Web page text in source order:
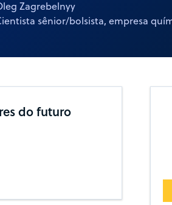
Zagrebelnyy
sênior/bolsista, empresa
do futuro